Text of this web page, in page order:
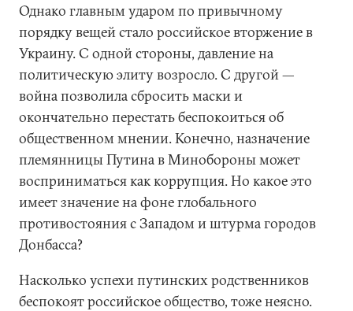
Однако главным ударом по привычному
порядку вещей стало российское вторжение в
Украину. С одной стороны, давление на
политическую элиту возросло. С другой —
война позволила сбросить маски и
окончательно перестать беспокоиться об
общественном мнении. Конечно, назначение
племянницы Путина в Минобороны может
восприниматься как коррупция. Но какое это
имеет значение на фоне глобального
противостояния с Западом и штурма городов
Донбасса?
Насколько успехи путинских родственников
беспокоят российское общество, тоже неясно.